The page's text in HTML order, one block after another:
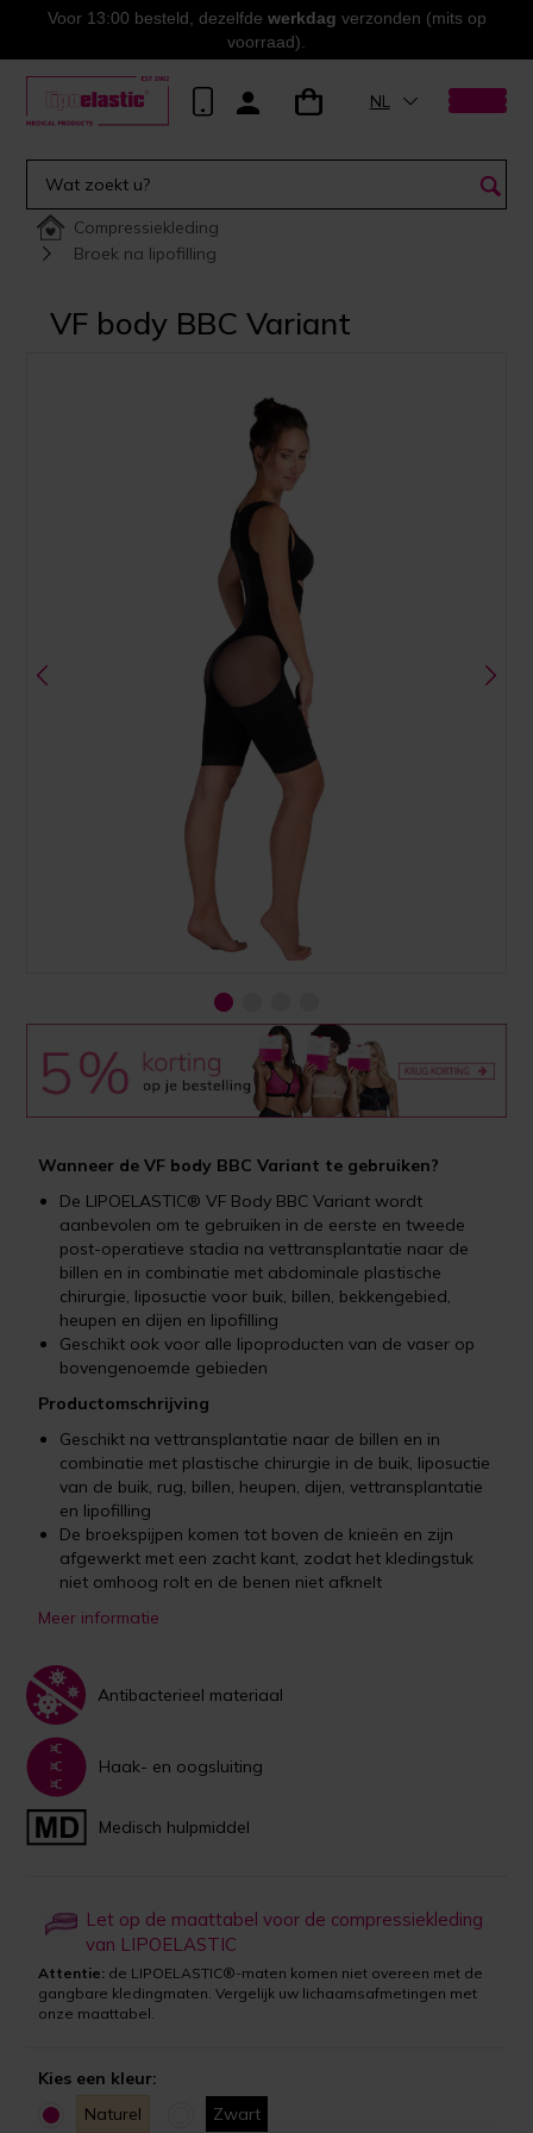
Voor 13:00 besteld, dezelfde werkdag verzonden (mits op
voorraad).
NL
Compressiekleding
Broek na lipofilling
VF body BBC Variant
Wanneer de VF body BBC Variant te gebruiken?
De LIPOELASTIC® VF Body BBC Variant wordt
aanbevolen om te gebruiken in de eerste en tweede
post-operatieve stadia na vettransplantatie naar de
billen en in combinatie met abdominale plastische
chirurgie, liposuctie voor buik, billen, bekkengebied,
heupen en dijen en lipofilling
Geschikt ook voor alle lipoproducten van de vaser op
bovengenoemde gebieden
Productomschrijving
Geschikt na vettransplantatie naar de billen en in
combinatie met plastische chirurgie in de buik, liposuctie
van de buik, rug, billen, heupen, dijen, vettransplantatie
en lipofilling
De broekspijpen komen tot boven de knieën en zijn
afgewerkt met een zacht kant, zodat het kledingstuk
niet omhoog rolt en de benen niet afknelt
Meer informatie
Antibacterieel materiaal
Haak- en oogsluiting
Medisch hulpmiddel
Let op de maattabel voor de compressiekleding
van LIPOELASTIC
Attentie: de LIPOELASTIC®-maten komen niet overeen met de
gangbare kledingmaten. Vergelijk uw lichaamsafmetingen met
onze maattabel.
Kies een kleur:
Naturel
Zwart